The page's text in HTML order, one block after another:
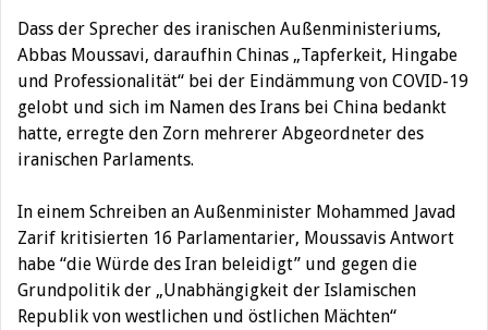
Dass der Sprecher des iranischen Außenministeriums,
Abbas Moussavi, daraufhin Chinas „Tapferkeit, Hingabe
und Professionalität“ bei der Eindämmung von COVID-19
gelobt und sich im Namen des Irans bei China bedankt
hatte, erregte den Zorn mehrerer Abgeordneter des
iranischen Parlaments.
In einem Schreiben an Außenminister Mohammed Javad
Zarif kritisierten 16 Parlamentarier, Moussavis Antwort
habe “die Würde des Iran beleidigt” und gegen die
Grundpolitik der „Unabhängigkeit der Islamischen
Republik von westlichen und östlichen Mächten“